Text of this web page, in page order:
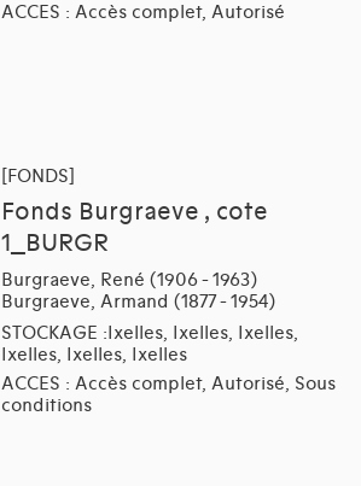
ACCES : Accès complet, Autorisé
[FONDS]
Fonds Burgraeve , cote
1_BURGR
Burgraeve, René (1906 - 1963)
Burgraeve, Armand (1877 - 1954)
STOCKAGE :Ixelles, Ixelles, Ixelles,
Ixelles, Ixelles, Ixelles
ACCES : Accès complet, Autorisé, Sous
conditions